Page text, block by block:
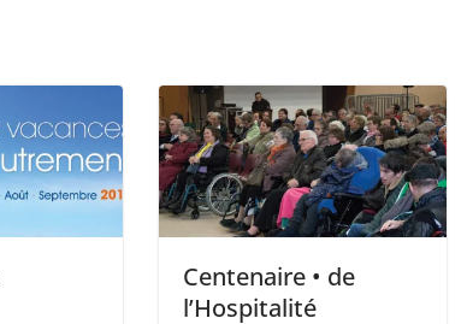
Centenaire • de
l’Hospitalité